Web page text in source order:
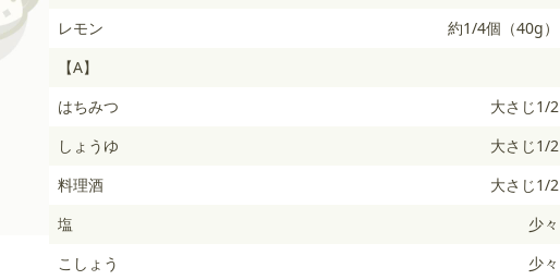
レモン
約1/4個（40g）
【A】
はちみつ
大さじ1/2
しょうゆ
大さじ1/2
料理酒
大さじ1/2
塩
少々
こしょう
少々